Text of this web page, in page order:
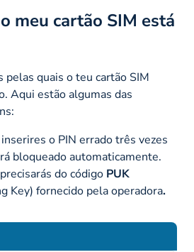
meu cartão SIM está
pelas quais o teu cartão SIM
Aqui estão algumas das
o PIN errado três vezes
bloqueado automaticamente.
do código PUK
Key) fornecido pela operadora.